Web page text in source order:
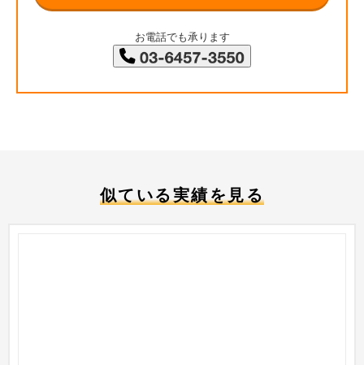
お電話でも承ります
似ている実績を見る